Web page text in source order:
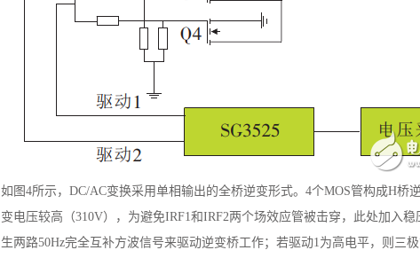
如图4所示，DC/AC变换采用单相输出的全桥逆变形式。4个MOS管构成H
变电压较高（310V），为避免IRF1和IRF2两个场效应管被击穿，此处加入
生两路50Hz完全互补方波信号来驱动逆变桥工作；若驱动1为高电平，则三